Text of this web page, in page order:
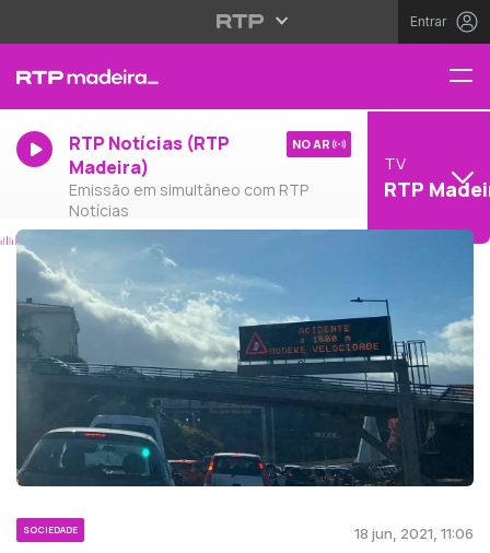
Entrar
RTP Notícias (RTP
Madeira)
Emissão em simultâneo com RTP
Notícias
NO AR
TV
RTP
SOCIEDADE 18 jun, 2021, 11:06